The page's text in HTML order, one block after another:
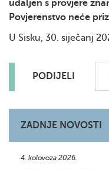
udaljen s provjere
Povjerenstvo neće
U Sisku, 30. siječanj
PODIJELI
ZADNJE NOVOSTI
4. kolovoza 2026.